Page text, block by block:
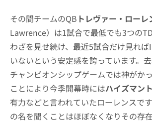
その間チームのQB トレヴァー・ローレ
Lawrence）は1試合で最低でも3つの
わざを見せ続け、最近5試合だけ見れ
いないという安定感を誇っています。
チャンピオンシップゲームでは神がか
ことにより今季開幕時にはハイズマン
有力などと言われていたローレンスで
の名を聞くことはほぼなくなりその存